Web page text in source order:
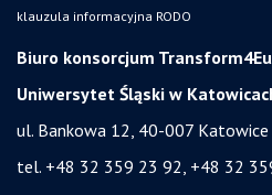
klauzula informacyjna RODO
Biuro konsorcjum
Uniwersytet Śląski w
ul. Bankowa 12, 40-007 Katowice
tel. +48 32 359 23 92, +48 32